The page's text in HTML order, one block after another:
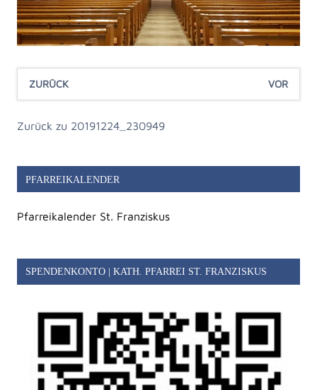
ZURÜCK VOR
Zurück zu 20191224_230949
PFARREIKALENDER
Pfarreikalender St. Franziskus
SPENDENKONTO | KATH. PFARREI ST. FRANZISKUS